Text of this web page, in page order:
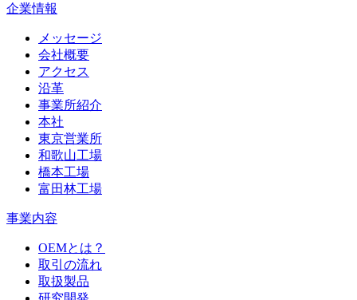
企業情報
メッセージ
会社概要
アクセス
沿革
事業所紹介
本社
東京営業所
和歌山工場
橋本工場
富田林工場
事業内容
OEMとは？
取引の流れ
取扱製品